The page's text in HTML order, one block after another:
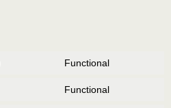
Functional
Functional